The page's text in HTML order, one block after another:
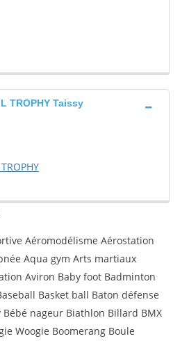
TROPHY Taissy
Aéromodélisme Aérostation
Aqua gym Arts martiaux
Aviron Baby foot Badminton
Basket ball Baton défense
Bébé nageur Biathlon Billard BMX
Woogie Boomerang Boule